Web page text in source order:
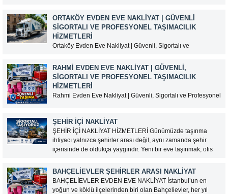
mesafeli taşınmalarda doğru nakliyat firmasını seçmek,
eşyaların hasarsız teslim edilmesi ve taşınma sürecinin
sorunsuz tamamlanması açısından...
ORTAKÖY EVDEN EVE NAKLIYAT | GÜVENLI
SIGORTALI VE PROFESYONEL TAŞIMACILIK
HIZMETLERI
Ortaköy Evden Eve Nakliyat | Güvenli, Sigortalı ve
semtlerinden biri olan Ortaköy, tarihi dokusu, Boğaz
manzarası ve merkezi konumuyla yoğun taşınma
hareketliliğine sahiptir. Dar sokaklar, yoğun trafik ve yüksek
RAHMI EVDEN EVE NAKLIYAT | GÜVENLI,
SIGORTALI VE PROFESYONEL TAŞIMACILIK
HIZMETLERI
Rahmi Evden Eve Nakliyat | Güvenli, Sigortalı ve Profesyonel
eşyaların güvenli bir şekilde taşınması büyük önem taşır. Bu
nedenle doğru nakliyat firmasını tercih etmek, hem zaman...
ŞEHIR İÇI NAKLIYAT
ŞEHİR İÇİ NAKLİYAT HİZMETLERİ Günümüzde taşınma
ihtiyacı yalnızca şehirler arası değil, aynı zamanda şehir
içerisinde de oldukça yaygındır. Yeni bir eve taşınmak, ofis
kişiler için şehir içi nakliyat hizmetleri büyük kolaylık
sağlamaktadır....
BAHÇELIEVLER ŞEHIRLER ARASI NAKLIYAT
BAHÇELİEVLER EVDEN EVE NAKLİYAT İstanbul’un en
yoğun ve köklü ilçelerinden biri olan Bahçelievler, her yıl